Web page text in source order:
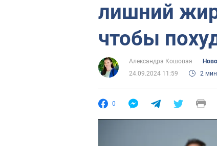
лишний
чтобы
Александра Кошовая
24.09.2024 11:59
2
0